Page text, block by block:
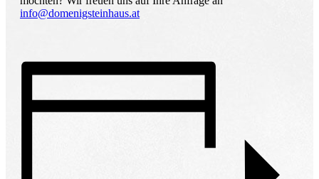
info@domenigsteinhaus.at